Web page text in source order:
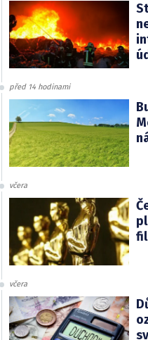
před 14 hodinami
včera
včera